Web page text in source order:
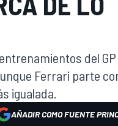
del GP
Ferrari parte
igualada.
AÑADIR COMO FUENTE